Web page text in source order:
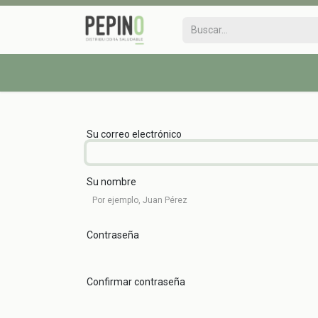
Su correo electrónico
Su nombre
Contraseña
Confirmar contraseña